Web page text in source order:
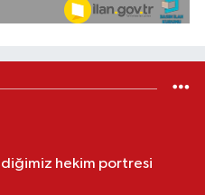
hekim portresi